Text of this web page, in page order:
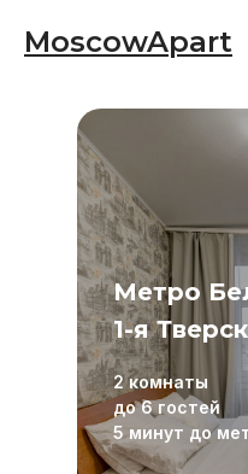
MoscowApart
Метро
1-я
2 комнаты
до 6 гостей
5 минут до